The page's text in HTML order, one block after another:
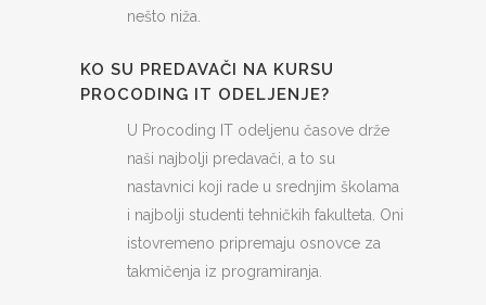
nešto niža.
KO SU PREDAVAČI NA KURSU
PROCODING IT ODELJENJE?
U Procoding IT odeljenu časove drže
naši najbolji predavači, a to su
nastavnici koji rade u srednjim školama
i najbolji studenti tehničkih fakulteta. Oni
istovremeno pripremaju osnovce za
takmičenja iz programiranja.